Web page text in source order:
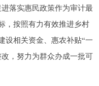
落实惠民政策作为审计最
，按照有力有效推进乡村
设相关资金、惠农补贴“一
，努力为群众办成一批可